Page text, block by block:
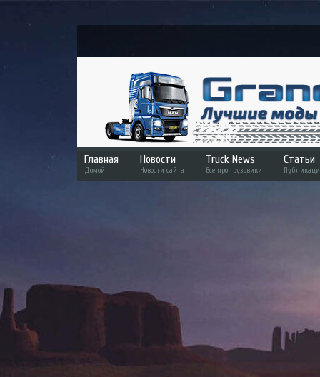
Главная
Домой
Новости
Новости сайта
Truck News
Все про грузовики
Статьи